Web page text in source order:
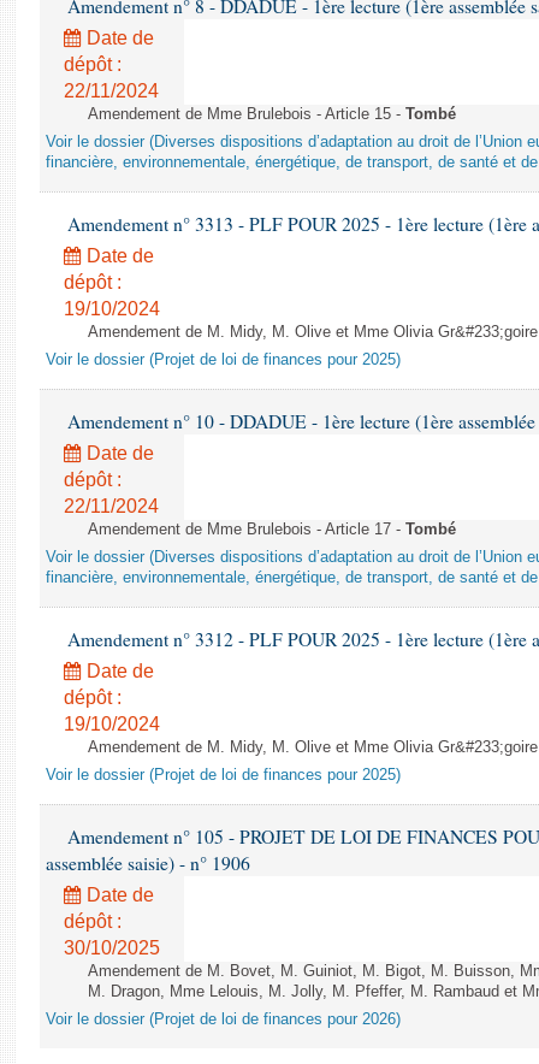
Amendement n° 8 - DDADUE - 1ère lecture (1ère assemblée
Date de
dépôt :
22/11/2024
Amendement de Mme Brulebois - Article 15 - Tombé
Voir le dossier (Diverses dispositions d’adaptation au droit de l’Union
financière, environnementale, énergétique, de transport, de santé et
Amendement n° 3313 - PLF POUR 2025 - 1ère lecture (1ère
Date de
dépôt :
19/10/2024
Amendement de M. Midy, M. Olive et Mme Olivia
Voir le dossier (Projet de loi de finances pour 2025)
Amendement n° 10 - DDADUE - 1ère lecture (1ère
Date de
dépôt :
22/11/2024
Amendement de Mme Brulebois - Article 17 - Tombé
Voir le dossier (Diverses dispositions d’adaptation au droit de l’Union
financière, environnementale, énergétique, de transport, de santé et
Amendement n° 3312 - PLF POUR 2025 - 1ère lecture (1ère
Date de
dépôt :
19/10/2024
Amendement de M. Midy, M. Olive et Mme Olivia
Voir le dossier (Projet de loi de finances pour 2025)
Amendement n° 105 - PROJET DE LOI DE FINANCES
assemblée saisie) - n° 1906
Date de
dépôt :
30/10/2025
Amendement de M. Bovet, M. Guiniot, M. Bigot, M. Buisson,
M. Dragon, Mme Lelouis, M. Jolly, M. Pfeffer, M. Rambaud et
Voir le dossier (Projet de loi de finances pour 2026)